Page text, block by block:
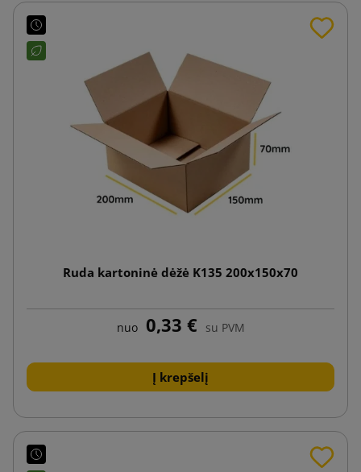
Ruda kartoninė dėžė K135 200x150x70
nuo 0,33 € su PVM
Į krepšelį